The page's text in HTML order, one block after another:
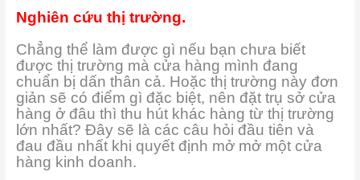
Nghiên cứu thị trường.
Chẳng thể làm được gì nếu bạn chưa biết
được thị trường mà cửa hàng mình đang
chuẩn bị dấn thân cả. Hoặc thị trường này đơn
giản sẽ có điểm gì đặc biệt, nên đặt trụ sở cửa
hàng ở đâu thì thu hút khác hàng từ thị trường
lớn nhất? Đây sẽ là các câu hỏi đầu tiên và
đau đầu nhất khi quyết định mở mở một cửa
hàng kinh doanh.